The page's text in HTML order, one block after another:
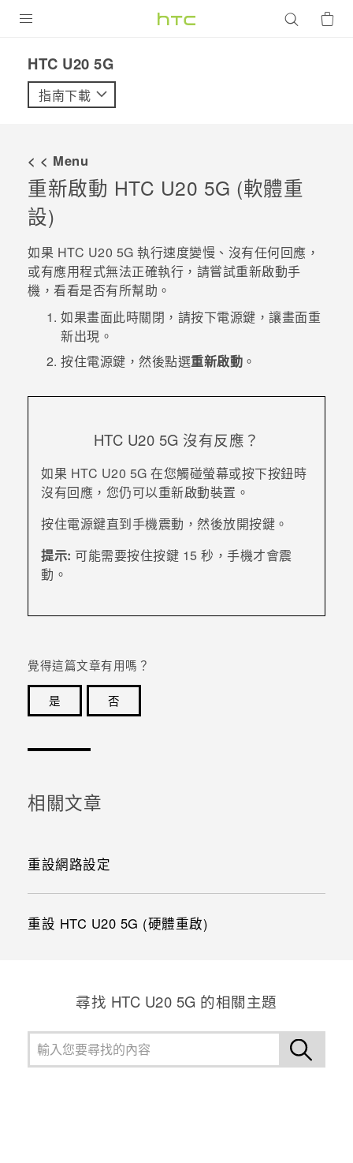
VIVE
配件
VIVERSE
優惠專區
焦點訊息
校園專案
企業採購
銷售門市
銷售通路
支援服務
‎HTC U20 5G‎
指南下載
< < Menu
重新啟動 HTC U20 5G (軟體重
設)
如果 HTC U20 5G 執行速度變慢、沒有任何回應，
或有應用程式無法正確執行，請嘗試重新啟動手
機，看看是否有所幫助。
如果畫面此時關閉，請按下電源鍵，讓畫面重
新出現。
按住電源鍵，然後點選重新啟動 。
HTC U20 5G 沒有反應？
如果 HTC U20 5G 在您觸碰螢幕或按下按鈕時
沒有回應，您仍可以重新啟動裝置。
按住電源鍵直到手機震動，然後放開按鍵。
提示: 可能需要按住按鍵 15 秒，手機才會震
動。
覺得這篇文章有用嗎？
是
否
相關文章
重設網路設定
重設 HTC U20 5G (硬體重啟)
尋找 ‎HTC U20 5G 的相關主題